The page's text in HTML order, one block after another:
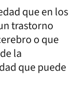
que en los
trastorno
o que
la
que puede